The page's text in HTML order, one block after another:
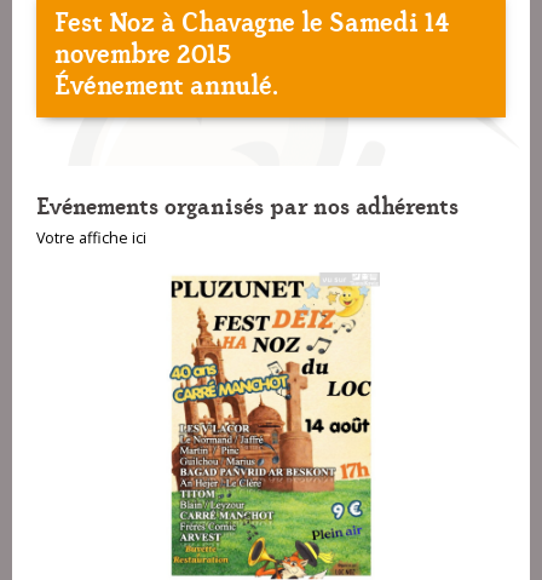
Fest Noz àChavagne le Samedi 14
novembre 2015
Événement annulé.
Evénements organisés par nos adhérents
Votre affiche ici